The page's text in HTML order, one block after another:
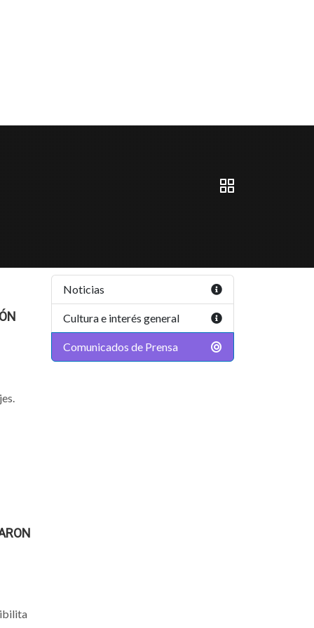
Noticias
Cultura e interés general
Comunicados de Prensa